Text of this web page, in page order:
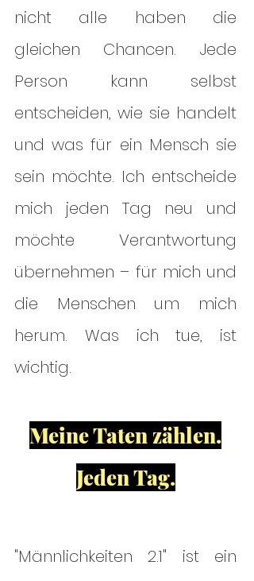
nicht alle haben die
gleichen Chancen. Jede
Person kann selbst
entscheiden, wie sie handelt
und was für ein Mensch sie
sein möchte. Ich entscheide
mich jeden Tag neu und
möchte Verantwortung
übernehmen – für mich und
die Menschen um mich
herum. Was ich tue, ist
wichtig.
Meine Taten zählen.
Jeden Tag.
"Männlichkeiten 2.1" ist ein